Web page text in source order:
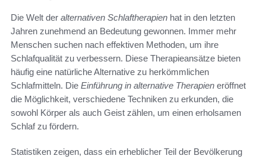
Die Welt der alternativen Schlaftherapien hat in den letzten
Jahren zunehmend an Bedeutung gewonnen. Immer mehr
Menschen suchen nach effektiven Methoden, um ihre
Schlafqualität zu verbessern. Diese Therapieansätze bieten
häufig eine natürliche Alternative zu herkömmlichen
Schlafmitteln. Die Einführung in alternative Therapien eröffnet
die Möglichkeit, verschiedene Techniken zu erkunden, die
sowohl Körper als auch Geist zählen, um einen erholsamen
Schlaf zu fördern.
Statistiken zeigen, dass ein erheblicher Teil der Bevölkerung